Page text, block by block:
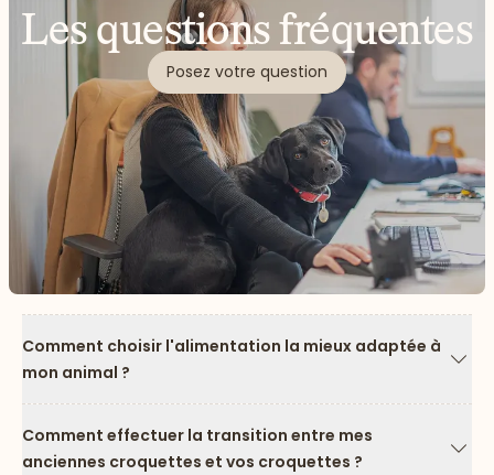
Les questions fréquentes
Posez votre question
Comment choisir l'alimentation la mieux adaptée à
mon animal ?
Comment effectuer la transition entre mes
anciennes croquettes et vos croquettes ?